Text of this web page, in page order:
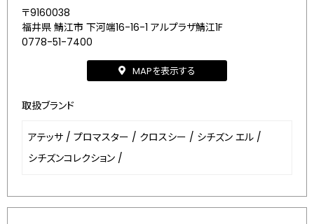
〒9160038
福井県 鯖江市 下河端16-16-1 アルプラザ鯖江1F
0778-51-7400
MAPを表示する
取扱ブランド
アテッサ / プロマスター / クロスシー / シチズン エル /
シチズンコレクション /